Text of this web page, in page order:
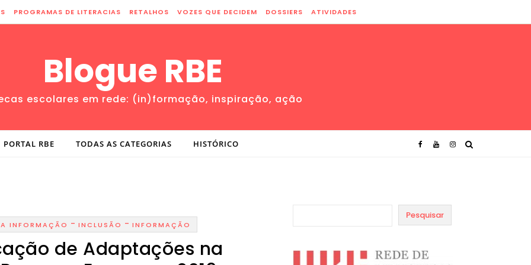
PROGRAMAS DE LITERACIAS RETALHOS VOZES QUE DECIDEM DOSSIERS ATIVIDADES
Blogue RBE
escolares em rede: (in)formação, inspiração, ação
PORTAL RBE TODAS AS CATEGORIAS HISTÓRICO
INFORMAÇÃO - INCLUSÃO - INFORMAÇÃO
de Adaptações na
Pesquisar